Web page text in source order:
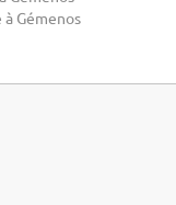
Gémenos